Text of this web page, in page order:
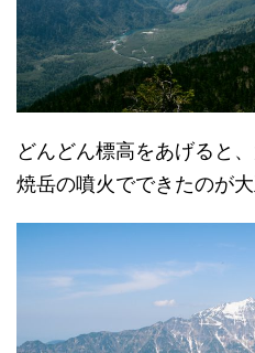
どんどん標高をあげると
焼岳の噴火でできたのが